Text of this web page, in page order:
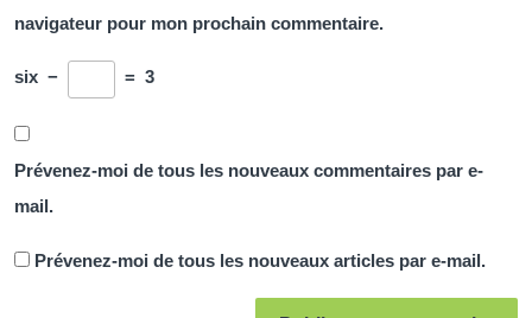
navigateur pour mon prochain commentaire.
six − = 3
Prévenez-moi de tous les nouveaux commentaires par e-
mail.
Prévenez-moi de tous les nouveaux articles par e-mail.